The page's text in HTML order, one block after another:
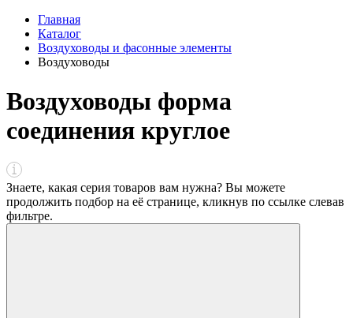
Главная
Каталог
Воздуховоды и фасонные элементы
Воздуховоды
Воздуховоды форма
соединения круглое
Знаете, какая серия товаров вам нужна? Вы можете
продолжить подбор на её странице, кликнув по ссылке слевав
фильтре.